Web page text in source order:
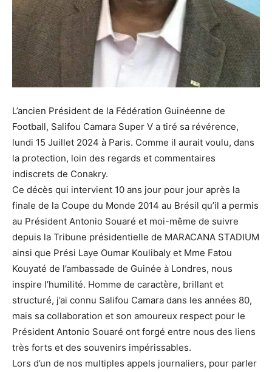
L’ancien Président de la Fédération Guinéenne de
Football, Salifou Camara Super V a tiré sa révérence,
lundi 15 Juillet 2024 à Paris. Comme il aurait voulu, dans
la protection, loin des regards et commentaires
indiscrets de Conakry.
Ce décès qui intervient 10 ans jour pour jour après la
finale de la Coupe du Monde 2014 au Brésil qu’il a permis
au Président Antonio Souaré et moi-même de suivre
depuis la Tribune présidentielle de MARACANA STADIUM
ainsi que Prési Laye Oumar Koulibaly et Mme Fatou
Kouyaté de l’ambassade de Guinée à Londres, nous
inspire l’humilité. Homme de caractère, brillant et
structuré, j’ai connu Salifou Camara dans les années 80,
mais sa collaboration et son amoureux respect pour le
Président Antonio Souaré ont forgé entre nous des liens
très forts et des souvenirs impérissables.
Lors d’un de nos multiples appels journaliers, pour parler